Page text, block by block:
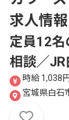
求人情報
定員12名
相談／
時給 1,038
宮城県白石